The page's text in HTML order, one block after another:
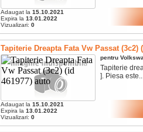
Adaugat la 15.10.2021
Expira la 13.01.2022
Vizualizari: 0
Tapiterie Dreapta Fata Vw Passat (3c2)
Adaugat la 15.10.2021
Expira la 13.01.2022
Vizualizari: 0
pentru
Tapiterie
]. Piesa